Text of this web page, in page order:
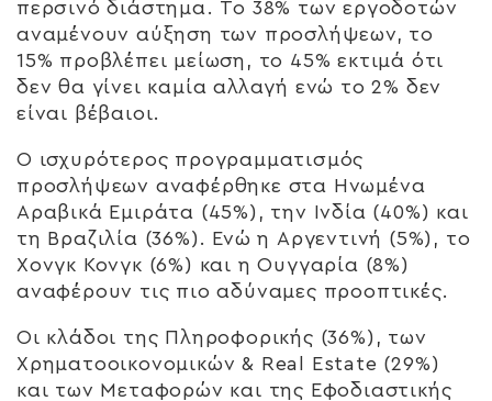
περσινό διάστημα. Το 38% των εργοδοτών
αναμένουν αύξηση των προσλήψεων, το
15% προβλέπει μείωση, το 45% εκτιμά ότι
δεν θα γίνει καμία αλλαγή ενώ το 2% δεν
είναι βέβαιοι.
Ο ισχυρότερος προγραμματισμός
προσλήψεων αναφέρθηκε στα Ηνωμένα
Αραβικά Εμιράτα (45%), την Ινδία (40%) και
τη Βραζιλία (36%). Ενώ η Αργεντινή (5%), το
Χονγκ Κονγκ (6%) και η Ουγγαρία (8%)
αναφέρουν τις πιο αδύναμες προοπτικές.
Οι κλάδοι της Πληροφορικής (36%), των
Χρηματοοικονομικών & Real Estate (29%)
και των Μεταφορών και της Εφοδιαστικής